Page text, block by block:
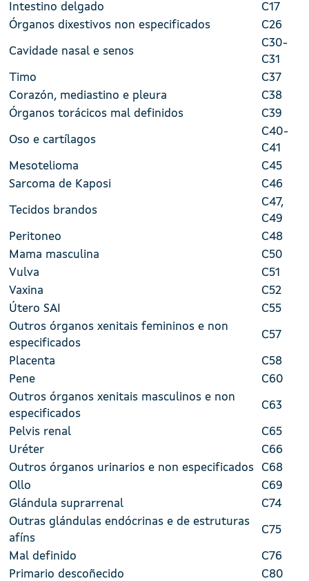
Intestino delgado
C17
Órganos dixestivos non especificados
C26
Cavidade nasal e senos
C30-
C31
Timo
C37
Corazón, mediastino e pleura
C38
Órganos torácicos mal definidos
C39
Oso e cartílagos
C40-
C41
Mesotelioma
C45
Sarcoma de Kaposi
C46
Tecidos brandos
C47,
C49
Peritoneo
C48
Mama masculina
C50
Vulva
C51
Vaxina
C52
Útero SAI
C55
Outros órganos xenitais femininos e non
especificados
C57
Placenta
C58
Pene
C60
Outros órganos xenitais masculinos e non
especificados
C63
Pelvis renal
C65
Uréter
C66
Outros órganos urinarios e non especificados
C68
Ollo
C69
Glándula suprarrenal
C74
Outras glándulas endócrinas e de estruturas
afíns
C75
Mal definido
C76
Primario descoñecido
C80